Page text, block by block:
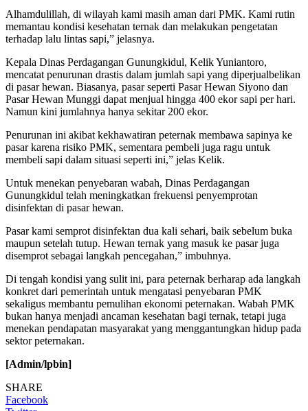
Alhamdulillah, di wilayah kami masih aman dari PMK. Kami rutin
memantau kondisi kesehatan ternak dan melakukan pengetatan
terhadap lalu lintas sapi,” jelasnya.
Kepala Dinas Perdagangan Gunungkidul, Kelik Yuniantoro,
mencatat penurunan drastis dalam jumlah sapi yang diperjualbelikan
di pasar hewan. Biasanya, pasar seperti Pasar Hewan Siyono dan
Pasar Hewan Munggi dapat menjual hingga 400 ekor sapi per hari.
Namun kini jumlahnya hanya sekitar 200 ekor.
Penurunan ini akibat kekhawatiran peternak membawa sapinya ke
pasar karena risiko PMK, sementara pembeli juga ragu untuk
membeli sapi dalam situasi seperti ini,” jelas Kelik.
Untuk menekan penyebaran wabah, Dinas Perdagangan
Gunungkidul telah meningkatkan frekuensi penyemprotan
disinfektan di pasar hewan.
Pasar kami semprot disinfektan dua kali sehari, baik sebelum buka
maupun setelah tutup. Hewan ternak yang masuk ke pasar juga
disemprot sebagai langkah pencegahan,” imbuhnya.
Di tengah kondisi yang sulit ini, para peternak berharap ada langkah
konkret dari pemerintah untuk mengatasi penyebaran PMK
sekaligus membantu pemulihan ekonomi peternakan. Wabah PMK
bukan hanya menjadi ancaman kesehatan bagi ternak, tetapi juga
menekan pendapatan masyarakat yang menggantungkan hidup pada
sektor peternakan.
[Admin/lpbin]
SHARE
Facebook